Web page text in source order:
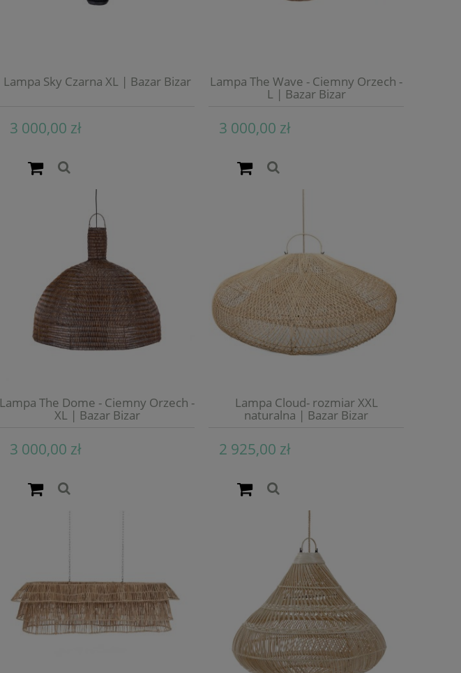
Lampa Sky Czarna XL | Bazar Bizar
3 000,00 zł
Lampa The Wave - Ciemny Orzech -
L | Bazar Bizar
3 000,00 zł
Lampa The Dome - Ciemny Orzech -
XL | Bazar Bizar
3 000,00 zł
Lampa Cloud- rozmiar XXL
naturalna | Bazar Bizar
2 925,00 zł